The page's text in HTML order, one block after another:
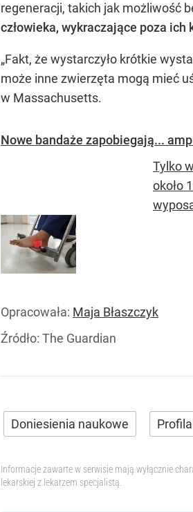
regeneracji, takich jak możliwość
człowieka, wykraczające poza
„Fakt, że wystarczyło krótkie
może inne zwierzęta mogą mieć
w Massachusetts.
Nowe bandaże zapobiegają...
Tylko
około
Opracowała: Maja Błaszczyk
Źródło: The Guardian
Doniesienia naukowe
Informacje zawarte w serwisie mają wyłącznie
lekarskiej z lekarzem specjalistą.